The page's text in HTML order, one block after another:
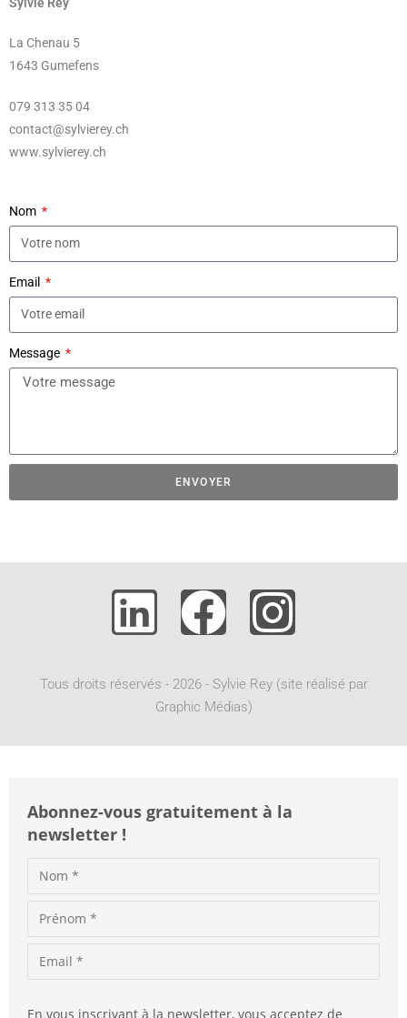
La Chenau 5
1643 Gumefens
079 313 35 04
contact@sylvierey.ch
www.sylvierey.ch
Nom
Email
Message
ENVOYER
Tous droits réservés - 2026 - Sylvie Rey (site réalisé par
Graphic Médias)
Abonnez-vous gratuitement à la
newsletter !
En vous inscrivant à la newsletter, vous acceptez de